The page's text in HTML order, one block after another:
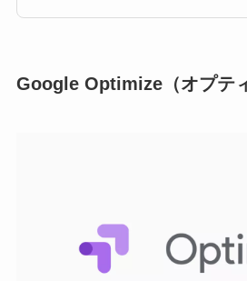
ー
は
Google Optimize（オプテ